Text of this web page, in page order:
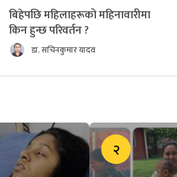
बिहेपछि महिलाहरूको महिनावारीमा
किन हुन्छ परिवर्तन ?
डा. सचिनकुमार यादव
२